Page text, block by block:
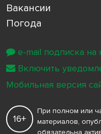
Вакансии
Погода
16+
При полном или
материалов,
e-mail подписка на
Включить
Мобильная версия